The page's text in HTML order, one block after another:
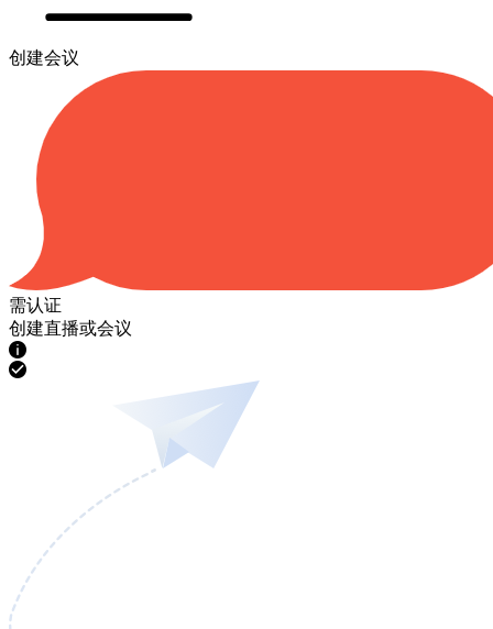
创建会议
需认证
创建直播或会议